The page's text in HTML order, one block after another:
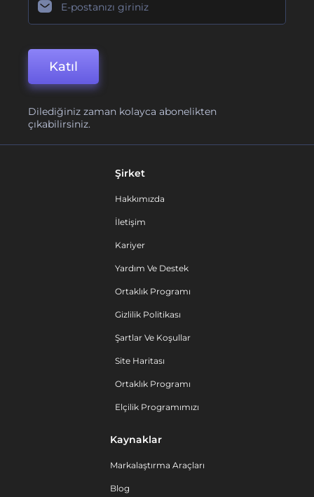
Katıl
Dilediğiniz zaman kolayca abonelikten
çıkabilirsiniz.
Şirket
Hakkımızda
İletişim
Kariyer
Yardım Ve Destek
Ortaklık Programı
Gizlilik Politikası
Şartlar Ve Koşullar
Site Haritası
Ortaklık Programı
Elçilik Programımızı
Kaynaklar
Markalaştırma Araçları
Blog